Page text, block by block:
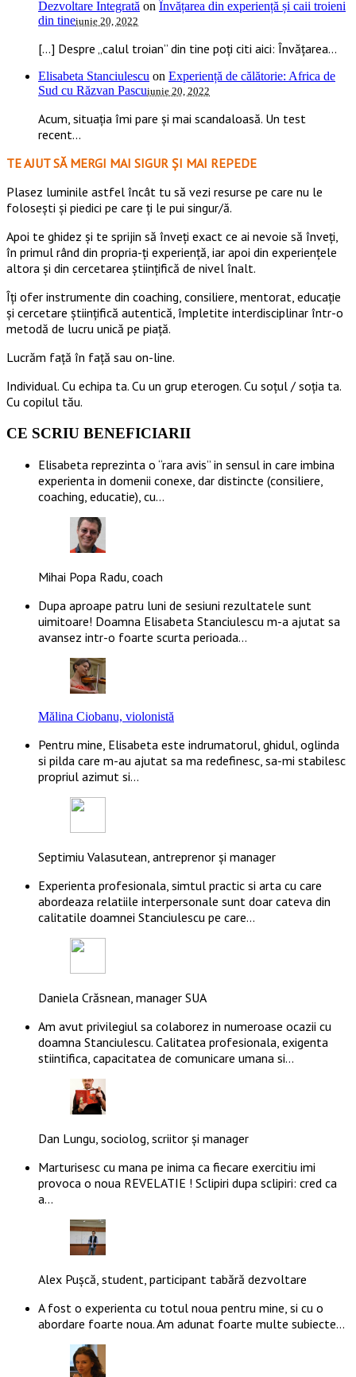
Dezvoltare Integrată on Învățarea din experiență și caii troieni
din tineiunie 20, 2022
[…] Despre „calul troian” din tine poți citi aici: Învățarea...
Elisabeta Stanciulescu on Experiență de călătorie: Africa de
Sud cu Răzvan Pascuiunie 20, 2022
Acum, situația îmi pare și mai scandaloasă. Un test
recent...
TE AJUT SĂ MERGI MAI SIGUR ȘI MAI REPEDE
​​Plasez luminile astfel încât tu să vezi resurse pe care nu le
folosești și piedici pe care ți le pui singur/ă.
Apoi te ghidez și te sprijin să înveți exact ce ai nevoie să înveți,
în primul rând din propria-ți experiență, iar apoi din experiențele
altora și din cercetarea științifică de nivel înalt.
Îți ofer instrumente din coaching, consiliere, mentorat, educație
și cercetare științifică autentică, împletite interdisciplinar într-o
metodă de lucru unică pe piață.
Lucrăm față în față sau on-line.
Individual. Cu echipa ta. Cu un grup eterogen. Cu soțul / soția ta.
Cu copilul tău.
CE SCRIU BENEFICIARII
Elisabeta reprezinta o “rara avis” in sensul in care imbina
experienta in domenii conexe, dar distincte (consiliere,
coaching, educatie), cu…
Mihai Popa Radu, coach
Dupa aproape patru luni de sesiuni rezultatele sunt
uimitoare! Doamna Elisabeta Stanciulescu m-a ajutat sa
avansez intr-o foarte scurta perioada…
Mălina Ciobanu, violonistă
Pentru mine, Elisabeta este indrumatorul, ghidul, oglinda
si pilda care m-au ajutat sa ma redefinesc, sa-mi stabilesc
propriul azimut si…
Septimiu Valasutean, antreprenor și manager
Experienta profesionala, simtul practic si arta cu care
abordeaza relatiile interpersonale sunt doar cateva din
calitatile doamnei Stanciulescu pe care…
Daniela Crăsnean, manager SUA
Am avut privilegiul sa colaborez in numeroase ocazii cu
doamna Stanciulescu. Calitatea profesionala, exigenta
stiintifica, capacitatea de comunicare umana si…
Dan Lungu, sociolog, scriitor și manager
Marturisesc cu mana pe inima ca fiecare exercitiu imi
provoca o noua REVELATIE ! Sclipiri dupa sclipiri: cred ca
a…
Alex Pușcă, student, participant tabără dezvoltare
A fost o experienta cu totul noua pentru mine, si cu o
abordare foarte noua. Am adunat foarte multe subiecte…